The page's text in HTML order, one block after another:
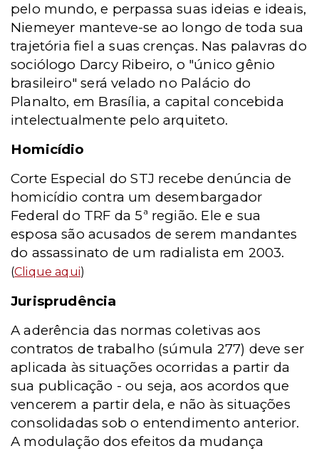
pelo mundo, e perpassa suas ideias e ideais,
Niemeyer manteve-se ao longo de toda sua
trajetória fiel a suas crenças. Nas palavras do
sociólogo Darcy Ribeiro, o "único gênio
brasileiro" será velado no Palácio do
Planalto, em Brasília, a capital concebida
intelectualmente pelo arquiteto.
Homicídio
Corte Especial do STJ recebe denúncia de
homicídio contra um desembargador
Federal do TRF da 5ª região. Ele e sua
esposa são acusados de serem mandantes
do assassinato de um radialista em 2003.
(Clique aqui)
Jurisprudência
A aderência das normas coletivas aos
contratos de trabalho (súmula 277) deve ser
aplicada às situações ocorridas a partir da
sua publicação - ou seja, aos acordos que
vencerem a partir dela, e não às situações
consolidadas sob o entendimento anterior.
A modulação dos efeitos da mudança